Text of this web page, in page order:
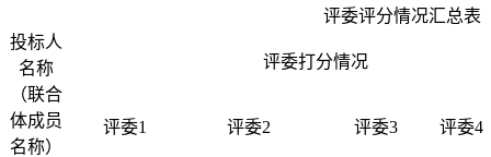
评委评分情况汇总表
投标人
名称
（联合
体成员
名称）
评委打分情况
评委1 评委2 评委3 评委4